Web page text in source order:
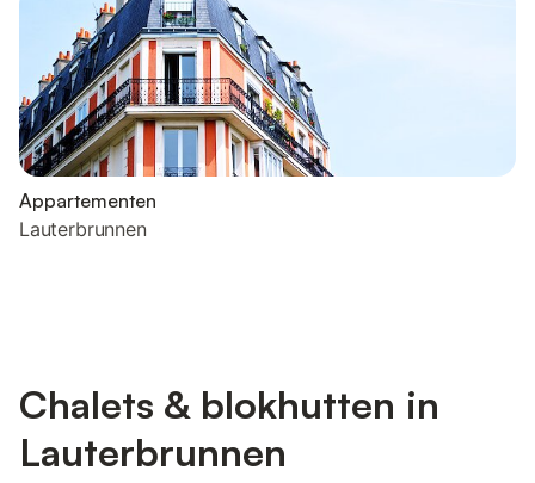
Appartementen
Lauterbrunnen
Chalets & blokhutten in
Lauterbrunnen